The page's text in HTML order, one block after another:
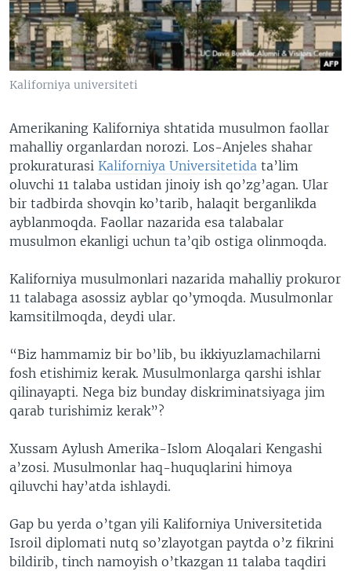
VIDEO
XABARLAR SURATLARDA
ODNOKLASSNIKI
TELEGRAM
TWITTER
Kaliforniya universiteti
Amerikaning Kaliforniya shtatida musulmon faollar
mahalliy organlardan norozi. Los-Anjeles shahar
prokuraturasi Kaliforniya Universitetida ta’lim
oluvchi 11 talaba ustidan jinoiy ish qo’zg’agan. Ular
bir tadbirda shovqin ko’tarib, halaqit berganlikda
ayblanmoqda. Faollar nazarida esa talabalar
musulmon ekanligi uchun ta’qib ostiga olinmoqda.
Kaliforniya musulmonlari nazarida mahalliy prokuror
11 talabaga asossiz ayblar qo’ymoqda. Musulmonlar
kamsitilmoqda, deydi ular.
“Biz hammamiz bir bo’lib, bu ikkiyuzlamachilarni
fosh etishimiz kerak. Musulmonlarga qarshi ishlar
qilinayapti. Nega biz bunday diskriminatsiyaga jim
qarab turishimiz kerak”?
Xussam Aylush Amerika-Islom Aloqalari Kengashi
a’zosi. Musulmonlar haq-huquqlarini himoya
qiluvchi hay’atda ishlaydi.
Gap bu yerda o’tgan yili Kaliforniya Universitetida
Isroil diplomati nutq so’zlayotgan paytda o’z fikrini
bildirib, tinch namoyish o’tkazgan 11 talaba taqdiri